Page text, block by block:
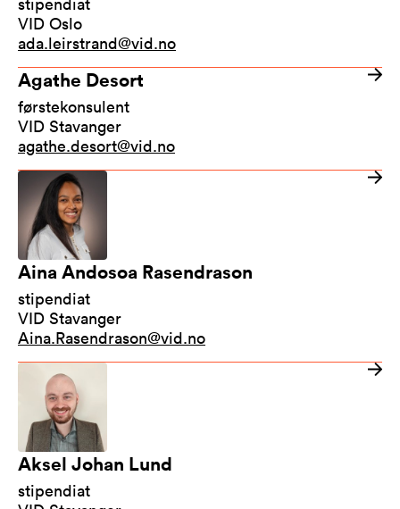
VID Oslo
ada.leirstrand@vid.no
Agathe Desort
førstekonsulent
VID Stavanger
agathe.desort@vid.no
Aina Andosoa Rasendrason
stipendiat
VID Stavanger
Aina.Rasendrason@vid.no
Aksel Johan Lund
stipendiat